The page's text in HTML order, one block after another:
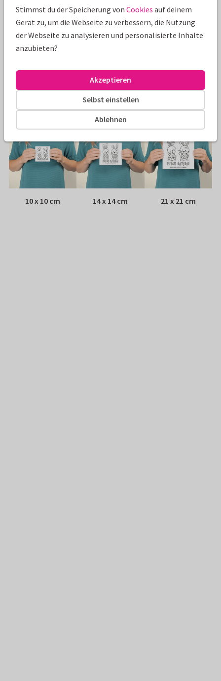
Eigenschaften dieser Karte
Papiersorte: Wähle aus 6 hochwertigen Papiersorten
Adresse: Rückseite der Karte
Größen
10 x 10 cm 14 x 14 cm 21 x 21 cm
Stimmst du der Speicherung von Cookies auf deinem
Gerät zu, um die Webseite zu verbessern, die Nutzung
der Webseite zu analysieren und personalisierte Inhalte
anzubieten?
Ablehnen
Selbst einstellen
Akzeptieren